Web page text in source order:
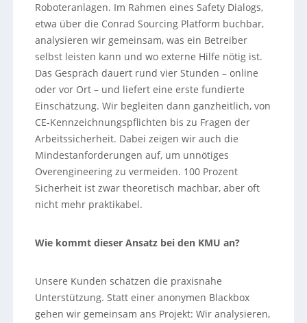
Roboteranlagen. Im Rahmen eines Safety Dialogs,
etwa über die Conrad Sourcing Platform buchbar,
analysieren wir gemeinsam, was ein Betreiber
selbst leisten kann und wo externe Hilfe nötig ist.
Das Gespräch dauert rund vier Stunden – online
oder vor Ort – und liefert eine erste fundierte
Einschätzung. Wir begleiten dann ganzheitlich, von
CE-Kennzeichnungspflichten bis zu Fragen der
Arbeitssicherheit. Dabei zeigen wir auch die
Mindestanforderungen auf, um unnötiges
Overengineering zu vermeiden. 100 Prozent
Sicherheit ist zwar theoretisch machbar, aber oft
nicht mehr praktikabel.
Wie kommt dieser Ansatz bei den KMU an?
Unsere Kunden schätzen die praxisnahe
Unterstützung. Statt einer anonymen Blackbox
gehen wir gemeinsam ans Projekt: Wir analysieren,